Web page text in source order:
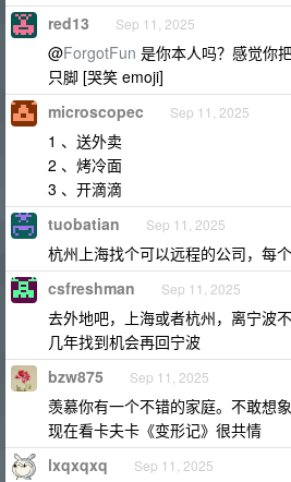
red13 Sep 11, 2025
@ForgotFun 是你本人吗？感觉你
只脚 [哭笑 emoji]
microscopec Sep 11, 2025
1 、送外卖
2 、烤冷面
3 、开滴滴
tuobatian Sep 11, 2025
杭州上海找个可以远程的公司，每
csfreshman Sep 11, 2025
去外地吧，上海或者杭州，离宁波
几年找到机会再回宁波
bzw875 Sep 11, 2025
羡慕你有一个不错的家庭。不敢想
现在看卡夫卡《变形记》很共情
lxqxqxq Sep 11, 2025